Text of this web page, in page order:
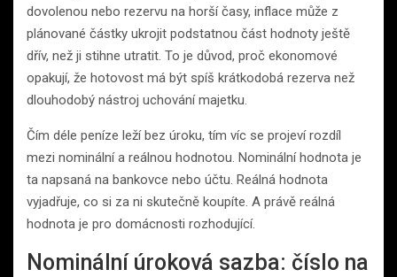
dovolenou nebo rezervu na horší časy, inflace může z
plánované částky ukrojit podstatnou část hodnoty ještě
dřív, než ji stihne utratit. To je důvod, proč ekonomové
opakují, že hotovost má být spíš krátkodobá rezerva než
dlouhodobý nástroj uchování majetku.
Čím déle peníze leží bez úroku, tím víc se projeví rozdíl
mezi nominální a reálnou hodnotou. Nominální hodnota je
ta napsaná na bankovce nebo účtu. Reálná hodnota
vyjadřuje, co si za ni skutečně koupíte. A právě reálná
hodnota je pro domácnosti rozhodující.
Nominální úroková sazba: číslo na